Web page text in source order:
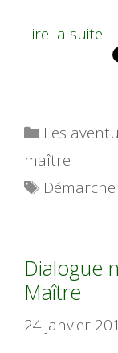
Lire la suite
Catégories
Les
maître
Étiquettes
Dialogue
Maître
24 janvier